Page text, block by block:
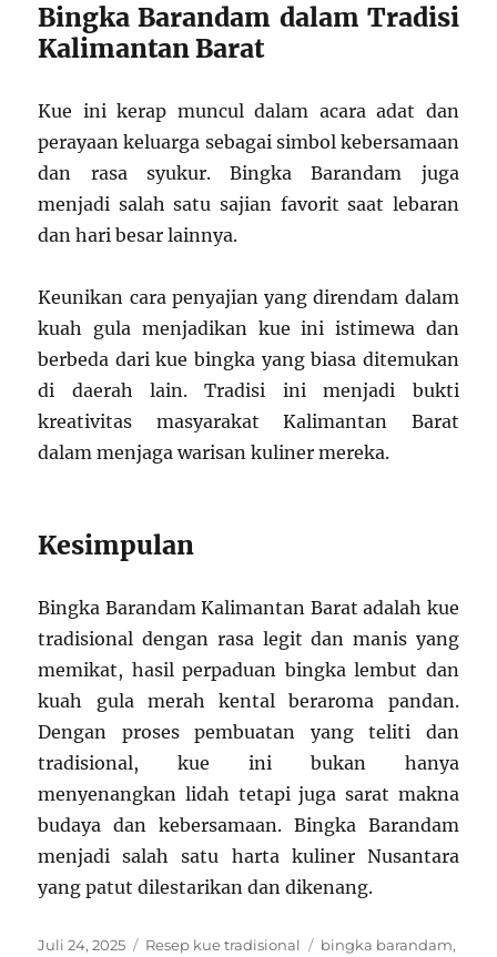
Bingka Barandam dalam Tradisi
Kalimantan Barat
Kue ini kerap muncul dalam acara adat dan
perayaan keluarga sebagai simbol kebersamaan
dan rasa syukur. Bingka Barandam juga
menjadi salah satu sajian favorit saat lebaran
dan hari besar lainnya.
Keunikan cara penyajian yang direndam dalam
kuah gula menjadikan kue ini istimewa dan
berbeda dari kue bingka yang biasa ditemukan
di daerah lain. Tradisi ini menjadi bukti
kreativitas masyarakat Kalimantan Barat
dalam menjaga warisan kuliner mereka.
Kesimpulan
Bingka Barandam Kalimantan Barat adalah kue
tradisional dengan rasa legit dan manis yang
memikat, hasil perpaduan bingka lembut dan
kuah gula merah kental beraroma pandan.
Dengan proses pembuatan yang teliti dan
tradisional, kue ini bukan hanya
menyenangkan lidah tetapi juga sarat makna
budaya dan kebersamaan. Bingka Barandam
menjadi salah satu harta kuliner Nusantara
yang patut dilestarikan dan dikenang.
Posted
Juli 24, 2025 Categories
Resep kue tradisional Tags
bingka barandam,